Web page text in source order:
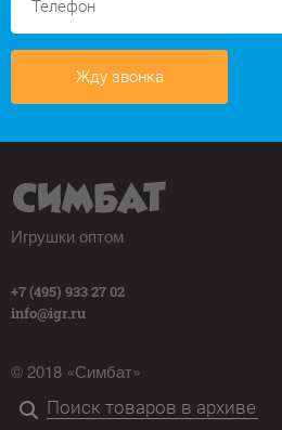
Жду звонка
Игрушки оптом
+7 (495) 933 27 02
info@igr.ru
© 2018 «Симбат»